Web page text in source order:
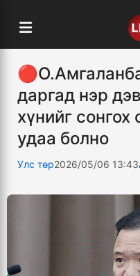
даргад нэр
хүнийг сонгох
удаа болно
Улс төр2026/05/06 13:43